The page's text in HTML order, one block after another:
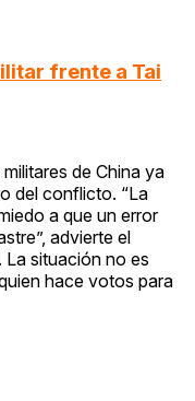
frente a Tai
de China ya
del conflicto. “La
a que un error
advierte el
La situación no es
hace votos para